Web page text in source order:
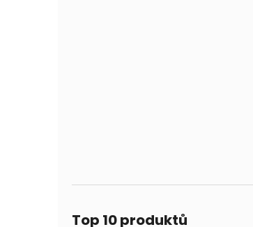
Top 10 produktů